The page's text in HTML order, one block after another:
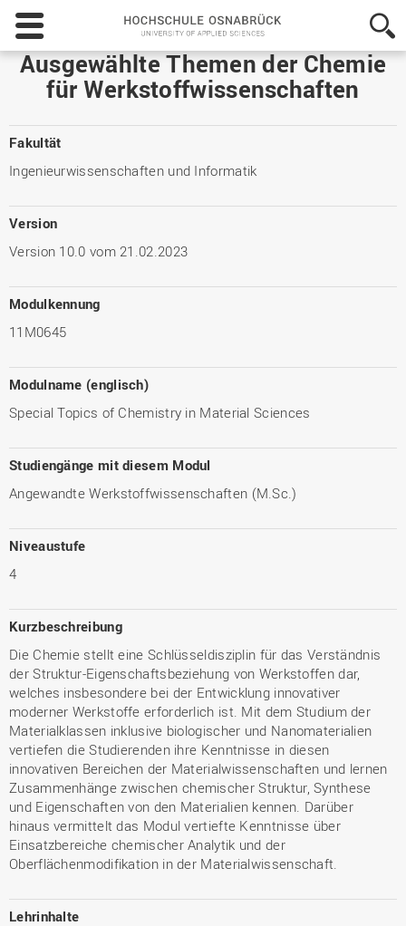
Hochschule
Osnabrück
-
University
of
Sciences
Ausgewählte Themen der Chemie
für Werkstoffwissenschaften
Fakultät
Ingenieurwissenschaften und Informatik
Version
Version 10.0 vom 21.02.2023
Modulkennung
11M0645
Modulname (englisch)
Special Topics of Chemistry in Material Sciences
Studiengänge mit diesem Modul
Angewandte Werkstoffwissenschaften (M.Sc.)
Niveaustufe
4
Kurzbeschreibung
Die Chemie stellt eine Schlüsseldisziplin für das Verständnis
der Struktur-Eigenschaftsbeziehung von Werkstoffen dar,
welches insbesondere bei der Entwicklung innovativer
moderner Werkstoffe erforderlich ist. Mit dem Studium der
Materialklassen inklusive biologischer und Nanomaterialien
vertiefen die Studierenden ihre Kenntnisse in diesen
innovativen Bereichen der Materialwissenschaften und lernen
Zusammenhänge zwischen chemischer Struktur, Synthese
und Eigenschaften von den Materialien kennen. Darüber
hinaus vermittelt das Modul vertiefte Kenntnisse über
Einsatzbereiche chemischer Analytik und der
Oberflächenmodifikation in der Materialwissenschaft.
Lehrinhalte